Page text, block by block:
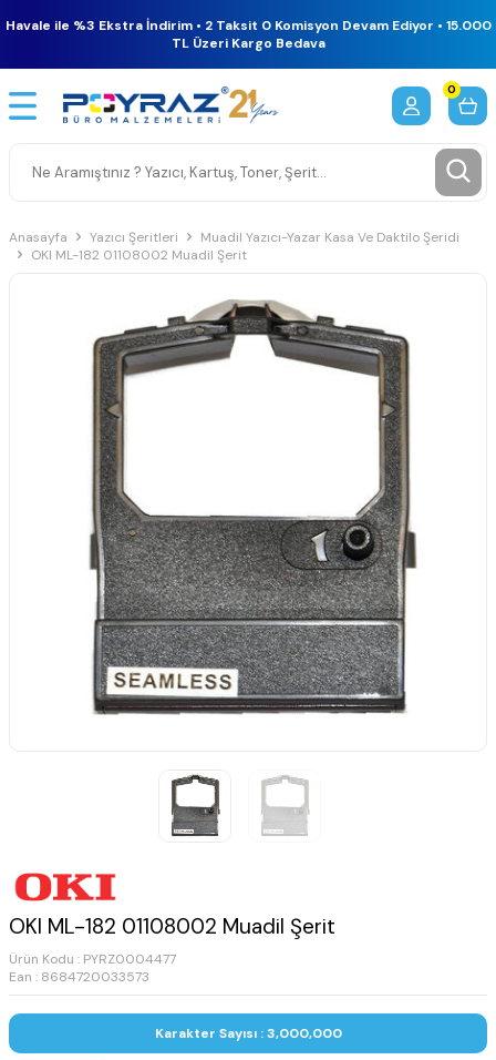
Havale ile %3 Ekstra İndirim • 2 Taksit 0 Komisyon Devam Ediyor • 15.000
TL Üzeri Kargo Bedava
0
Anasayfa Yazıcı Şeritleri
Muadil Yazıcı-Yazar Kasa Ve Daktilo Şeridi
OKI ML-182 01108002 Muadil Şerit
OKI ML-182 01108002 Muadil Şerit
Ürün Kodu : PYRZ0004477
Ean : 8684720033573
Karakter Sayısı : 3,000,000